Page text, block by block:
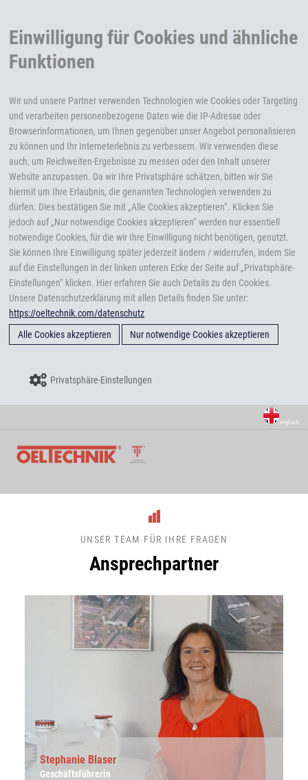
Einwilligung für Cookies und ähnliche
Funktionen
Wir und unsere Partner verwenden Technologien wie Cookies oder Targeting
und verarbeiten personenbezogene Daten wie die IP-Adresse oder
Browserinformationen, um Ihnen gegenüber unser Angebot personalisieren
zu können und Ihr Interneterlebnis zu verbessern. Wir verwenden diese
auch, um Reichweiten-Ergebnisse zu messen oder den Inhalt unserer
Website anzupassen. Da wir Ihre Privatsphäre schätzen, bitten wir Sie
hiermit um Ihre Erlaubnis, die genannten Technologien verwenden zu
dürfen. Dies bestätigen Sie mit „Alle Cookies akzeptieren“. Klicken Sie
jedoch auf „Nur notwendige Cookies akzeptieren“ werden nur essentiell
notwendige Cookies, für die wir Ihre Einwilligung nicht benötigen, genutzt.
Sie können Ihre Einwilligung später jederzeit ändern / widerrufen, indem Sie
auf die Einstellungen in der linken unteren Ecke der Seite auf „Privatsphäre-
Einstellungen“ klicken. Hier erfahren Sie auch Details zu den Cookies.
Unsere Datenschutzerklärung mit allen Details finden Sie unter:
https://oeltechnik.com/datenschutz
Alle Cookies akzeptieren
Nur notwendige Cookies akzeptieren
Privatsphäre-Einstellungen
englisch
UNSER TEAM FÜR IHRE FRAGEN
Ansprechpartner
Stephanie Blaser
Geschäftsführerin